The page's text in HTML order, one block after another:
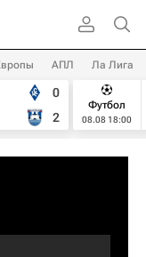
АПЛ Ла Лига
0
2
Футбол
08.08 18:00